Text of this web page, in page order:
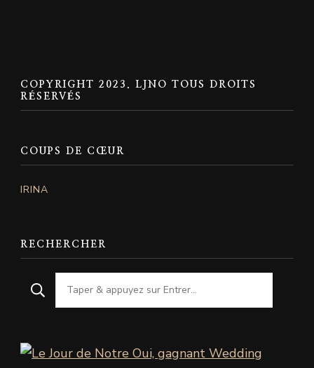
COPYRIGHT 2023. LJNO TOUS DROITS
RÉSERVÉS
COUPS DE CŒUR
IRINA
RECHERCHER